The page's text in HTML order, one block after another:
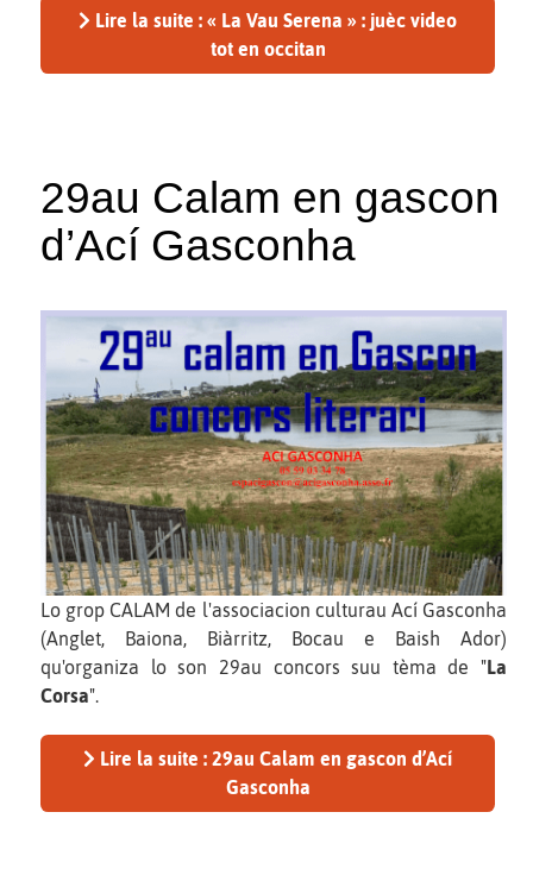
Lire la suite : « La Vau Serena » : juèc video
tot en occitan
29au Calam en gascon
d’Ací Gasconha
Lo grop CALAM de l'associacion culturau Ací Gasconha
(Anglet, Baiona, Biàrritz, Bocau e Baish Ador)
qu'organiza lo son 29au concors suu tèma de "La
Corsa".
Lire la suite : 29au Calam en gascon d’Ací
Gasconha